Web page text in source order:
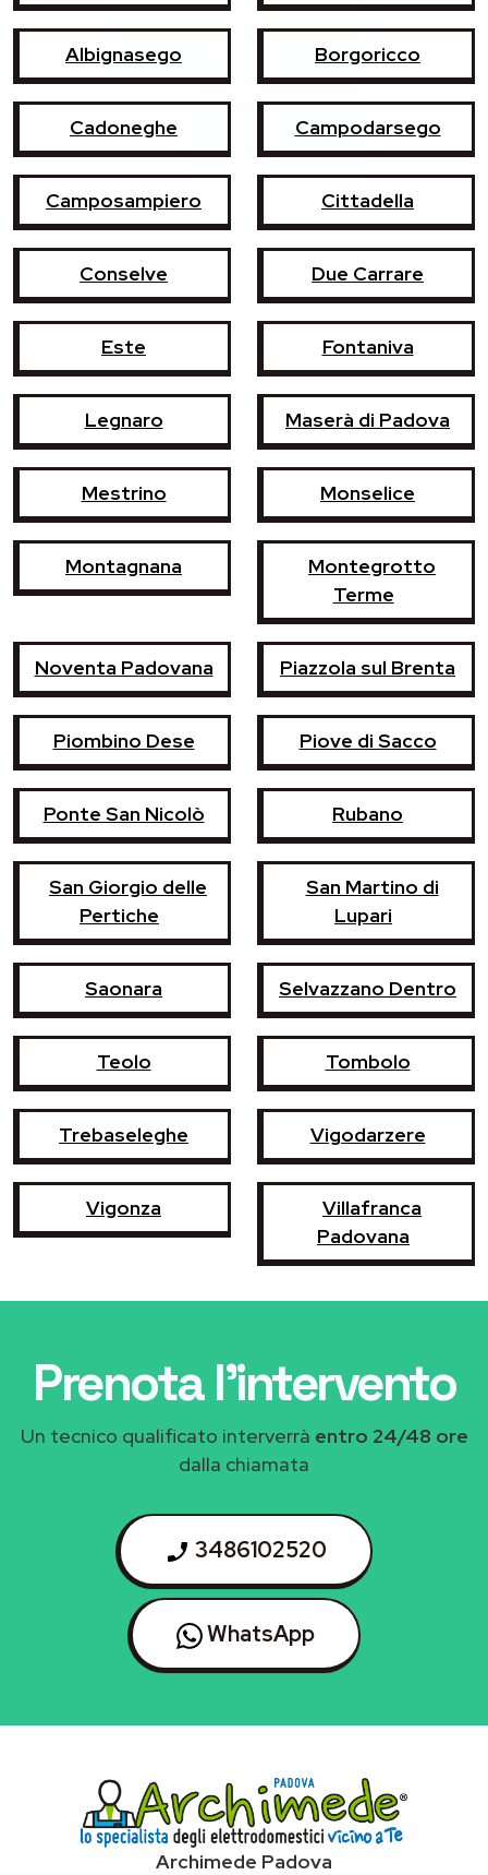
Albignasego Borgoricco
Cadoneghe Campodarsego
Camposampiero Cittadella
Conselve Due Carrare
Este Fontaniva
Legnaro Maserà di Padova
Mestrino Monselice
Montagnana
Montegrotto
Terme
Noventa Padovana Piazzola sul Brenta
Piombino Dese Piove di Sacco
Ponte San Nicolò Rubano
San Giorgio delle
Pertiche
San Martino di
Lupari
Saonara Selvazzano Dentro
Teolo Tombolo
Trebaseleghe Vigodarzere
Vigonza
Villafranca
Padovana
Prenota l'intervento
Un tecnico qualificato interverrà entro 24/48 ore
dalla chiamata
3486102520
WhatsApp
Archimede Padova